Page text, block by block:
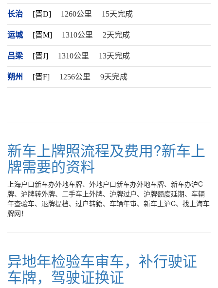
长治 [晋D] 1260公里 15天完成
运城 [晋M] 1310公里 2天完成
吕梁 [晋J] 1310公里 13天完成
朔州 [晋F] 1256公里 9天完成
新车上牌照流程及费用?新车上
牌需要的资料
上海户口新车办外地车牌、外地户口新车办外地车牌、新车办沪C
牌、沪牌转外牌、二手车上外牌、沪牌过户、沪牌额度延期、车辆
年查验车、退牌提档、过户转籍、车辆年审、新车上沪C、找上海车
牌网！
异地年检验车审车，补行驶证
车牌，驾驶证换证